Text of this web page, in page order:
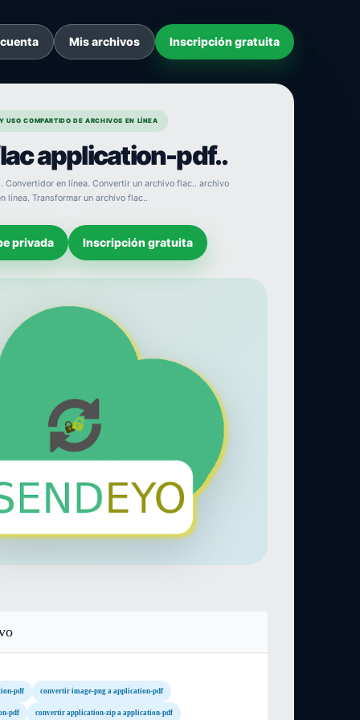
Mis archivos Inscripción gratuita
USO COMPARTIDO DE ARCHIVOS EN LÍNEA
application-pdf..
en línea. Convertir un archivo flac.. archivo
línea. Transformar un archivo flac..
privada Inscripción gratuita
pdf convertir image-png a application-pdf
pdf convertir application-zip a application-pdf